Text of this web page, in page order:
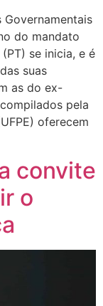
Governamentais
do mandato
se inicia, e é
suas
as do ex-
pela
oferecem
convite
o